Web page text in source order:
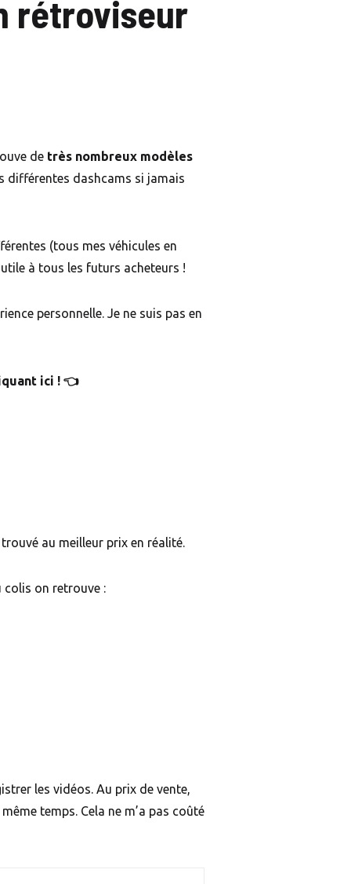
rétroviseur
de très nombreux modèles
différentes dashcams si jamais
(tous mes véhicules en
à tous les futurs acheteurs !
personnelle. Je ne suis pas en
ici ! 👈
au meilleur prix en réalité.
colis on retrouve :
les vidéos. Au prix de vente,
temps. Cela ne m’a pas coûté